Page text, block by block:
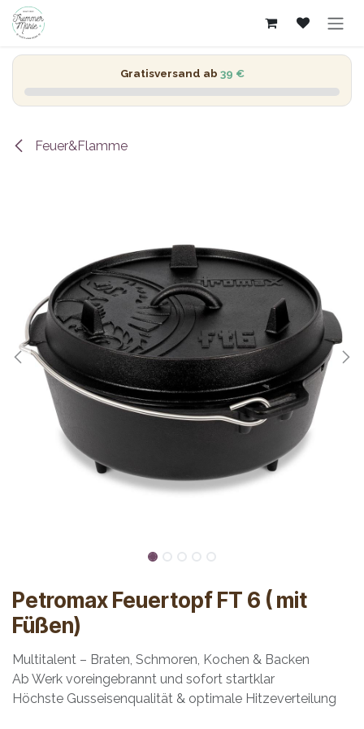
Zum Inhalt springen
Gratisversand ab 39 €
Feuer&Flamme
Petromax Feuertopf FT 6 ( mit
Füßen)
Multitalent – Braten, Schmoren, Kochen & Backen
Ab Werk voreingebrannt und sofort startklar
Höchste Gusseisenqualität & optimale Hitzeverteilung